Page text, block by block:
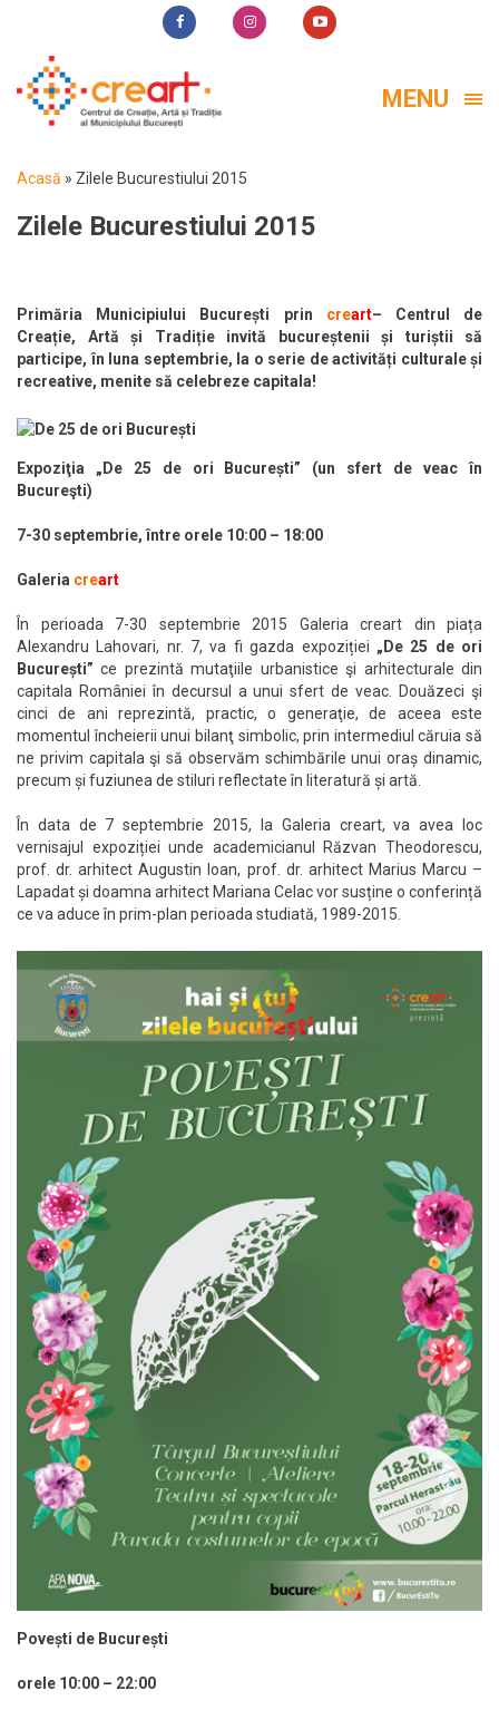
MENU
Acasă » Zilele Bucurestiului 2015
Zilele Bucurestiului 2015
Primăria Municipiului București prin creart– Centrul de
Creație, Artă și Tradiție invită bucureștenii și turiștii să
participe, în luna septembrie, la o serie de activități culturale și
recreative, menite să celebreze capitala!
Expoziţia „De 25 de ori București” (un sfert de veac în
Bucureşti)
7-30 septembrie, între orele 10:00 – 18:00
Galeria creart
În perioada 7-30 septembrie 2015 Galeria creart din piața
Alexandru Lahovari, nr. 7, va fi gazda expoziției „De 25 de ori
București” ce prezintă mutaţiile urbanistice şi arhitecturale din
capitala României în decursul a unui sfert de veac. Douăzeci şi
cinci de ani reprezintă, practic, o generaţie, de aceea este
momentul încheierii unui bilanţ simbolic, prin intermediul căruia să
ne privim capitala şi să observăm schimbările unui oraș dinamic,
precum și fuziunea de stiluri reflectate în literatură și artă.
În data de 7 septembrie 2015, la Galeria creart, va avea loc
vernisajul expoziției unde academicianul Răzvan Theodorescu,
prof. dr. arhitect Augustin Ioan, prof. dr. arhitect Marius Marcu –
Lapadat și doamna arhitect Mariana Celac vor susține o conferință
ce va aduce în prim-plan perioada studiată, 1989-2015.
Povești de București
orele 10:00 – 22:00